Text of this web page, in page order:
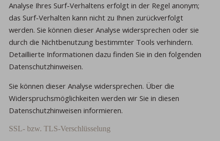
Analyse Ihres Surf-Verhaltens erfolgt in der Regel anonym;
das Surf-Verhalten kann nicht zu Ihnen zurückverfolgt
werden. Sie können dieser Analyse widersprechen oder sie
durch die Nichtbenutzung bestimmter Tools verhindern.
Detaillierte Informationen dazu finden Sie in den folgenden
Datenschutzhinweisen.
Sie können dieser Analyse widersprechen. Über die
Widerspruchsmöglichkeiten werden wir Sie in diesen
Datenschutzhinweisen informieren.
SSL- bzw. TLS-Verschlüsselung